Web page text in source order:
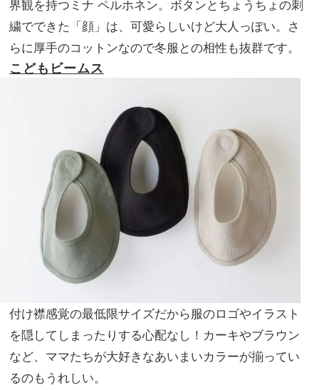
界観を持つミナ ペルホネン。ボタンとちょうちょの刺
繍でできた「顔」は、可愛らしいけど大人っぽい。さ
らに厚手のコットンなので冬服との相性も抜群です。
こどもビームス
付け襟感覚の最低限サイズだから服のロゴやイラスト
を隠してしまったりする心配なし！カーキやブラウン
など、ママたちが大好きなあいまいカラーが揃ってい
るのもうれしい。